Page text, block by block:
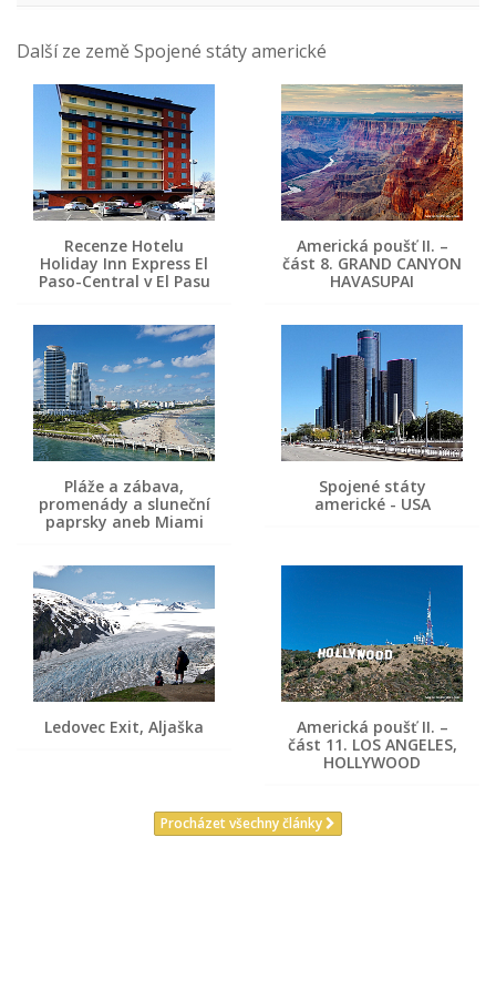
Další ze země Spojené státy americké
Recenze Hotelu
Holiday Inn Express El
Paso-Central v El Pasu
Americká poušť II. –
část 8. GRAND CANYON
HAVASUPAI
Pláže a zábava,
promenády a sluneční
paprsky aneb Miami
Spojené státy
americké - USA
Ledovec Exit, Aljaška
Americká poušť II. –
část 11. LOS ANGELES,
HOLLYWOOD
Procházet všechny články